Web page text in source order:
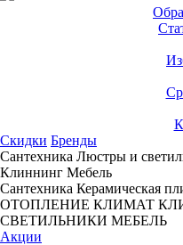
Скидки Бренды
Сантехника Люстры и
Клиннинг Мебель
Сантехника Керамическая
ОТОПЛЕНИЕ КЛИМАТ
СВЕТИЛЬНИКИ МЕБЕЛЬ
Акции